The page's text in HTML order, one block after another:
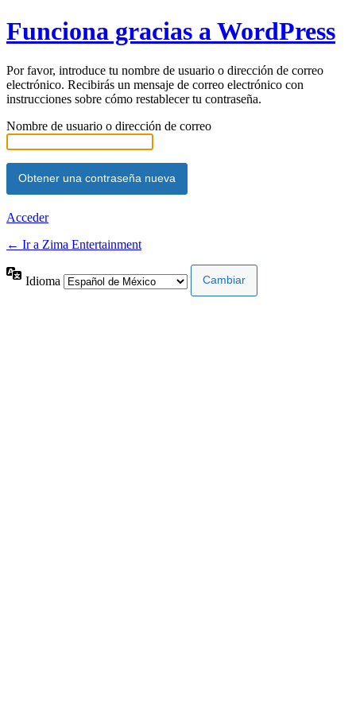
Funciona gracias a WordPress
Por favor, introduce tu nombre de usuario o dirección de correo
electrónico. Recibirás un mensaje de correo electrónico con
instrucciones sobre cómo restablecer tu contraseña.
Nombre de usuario o dirección de correo
Acceder
← Ir a Zima Entertainment
Idioma